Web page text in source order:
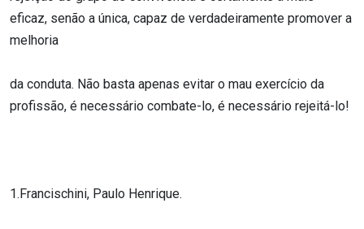
eficaz, senão a única, capaz de verdadeiramente promover a
melhoria
da conduta. Não basta apenas evitar o mau exercício da
profissão, é necessário combate-lo, é necessário rejeitá-lo!
1.Francischini, Paulo Henrique.